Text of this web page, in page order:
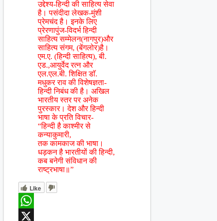
उद्देश्य-हिन्दी की साहित्य सेवा
है। पसंदीदा लेखक-मुंशी
प्रेमचंद है। इनके लिए
प्रेरणापुंज-विदर्भ हिन्दी
साहित्य सम्मेलन(नागपुर)और
साहित्य संगम, (बेंगलोर)है।
एम.ए. (हिन्दी साहित्य), बी.
एड.,आयुर्वेद रत्न और
एल.एल.बी. शिक्षित डाॅ.
मधुकर राव की विशेषज्ञता-
हिन्दी निबंध की है। अखिल
भारतीय स्तर पर अनेक
पुरस्कार। देश और हिन्दी
भाषा के प्रति विचार-
“हिन्दी है काश्मीर से
कन्याकुमारी,
तक कामकाज की भाषा।
धड़कन है भारतीयों की हिन्दी,
कब बनेगी संविधान की
राष्ट्रभाषा॥”
Like
WhatsApp